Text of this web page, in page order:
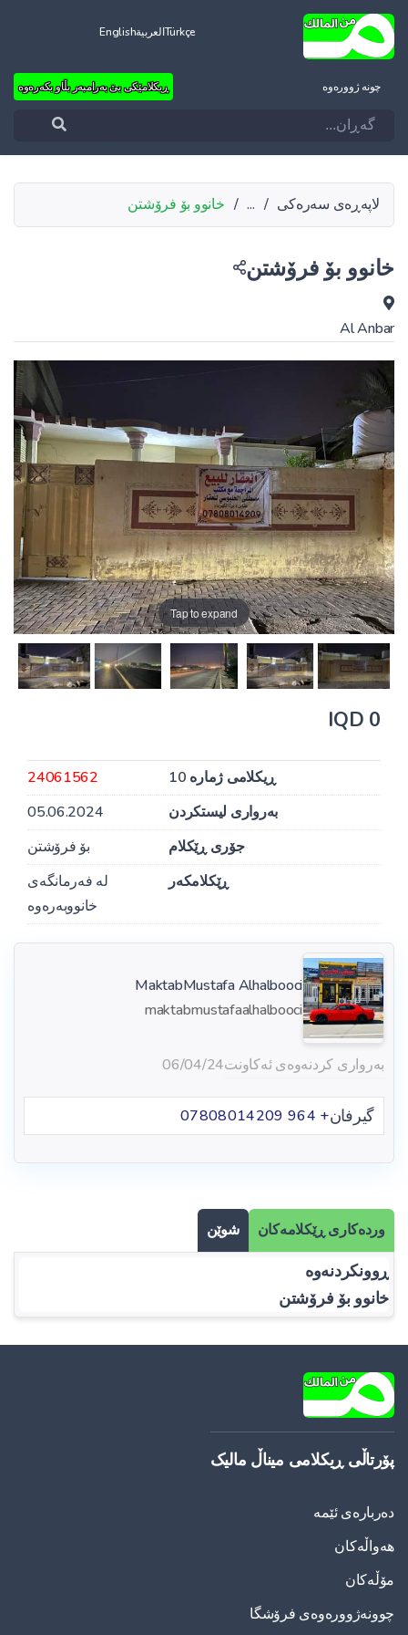
TürkçeالعربيةEnglish
چونه‌ ژووره‌وه‌ ڕیکلامێکی بێ بەرامبەر بڵاو بکەرەوە
لاپەڕەی سەرەکی /
...
/ خانوو بۆ فرۆشتن
خانوو بۆ فرۆشتن
Al Anbar
Tap to expand
0 IQD
ڕیکلامی ژمارە 10
24061562
بەرواری لیستکردن
05.06.2024
جۆری ڕێکلام
بۆ فرۆشتن
ڕێکلامکەر
لە فەرمانگەی
خانووبەرەوە
MaktabMustafa Alhalbooci
maktabmustafaalhalbooci
بەرواری کردنەوەی ئەکاونت06/04/24
گیرفان+ 964 07808014209
وردەکاری ڕێکلامەکان شوێن
ڕوونکردنەوە
خانوو بۆ فرۆشتن
پۆرتاڵی ڕیکلامی میناڵ مالیک
دەربارەی ئێمە
هەواڵەکان
مۆڵەکان
چوونەژوورەوەی فرۆشگا